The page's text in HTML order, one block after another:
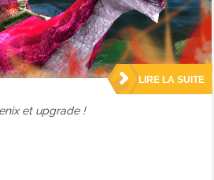
et upgrade !
LIRE LA SUITE